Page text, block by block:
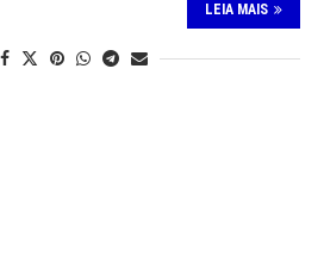
LEIA MAIS